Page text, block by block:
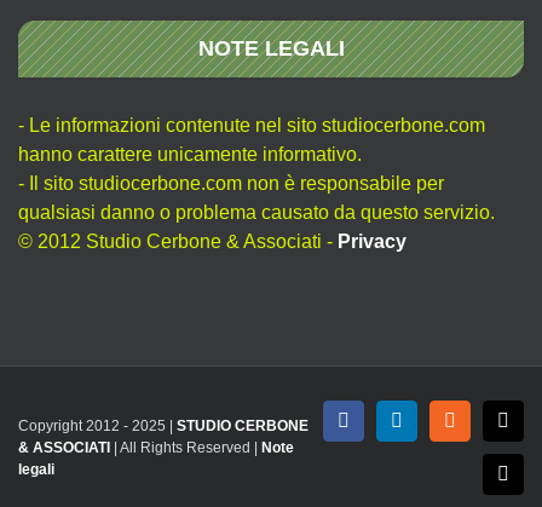
NOTE LEGALI
- Le informazioni contenute nel sito studiocerbone.com
hanno carattere unicamente informativo.
- Il sito studiocerbone.com non è responsabile per
qualsiasi danno o problema causato da questo servizio.
© 2012 Studio Cerbone & Associati - Privacy
Copyright 2012 - 2025 | STUDIO CERBONE
& ASSOCIATI
| All Rights Reserved |
Note
legali
FacebookLinkedInRss X